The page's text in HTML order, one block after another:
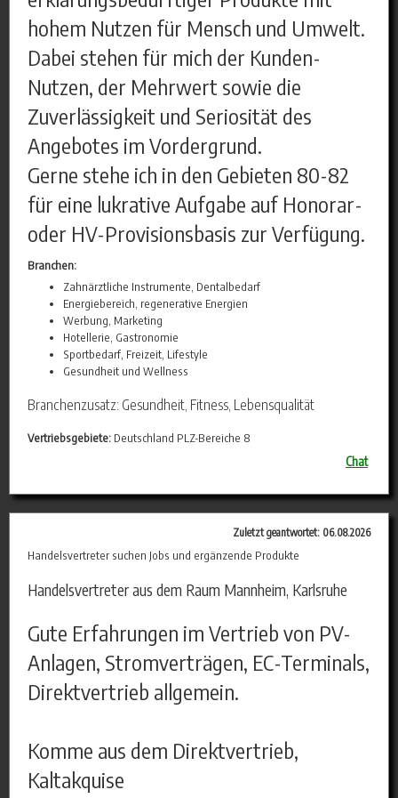
hohem Nutzen für Mensch und Umwelt.
Dabei stehen für mich der Kunden-
Nutzen, der Mehrwert sowie die
Zuverlässigkeit und Seriosität des
Angebotes im Vordergrund.
Gerne stehe ich in den Gebieten 80-82
für eine lukrative Aufgabe auf Honorar-
oder HV-Provisionsbasis zur Verfügung.
Branchen:
Zahnärztliche Instrumente, Dentalbedarf
Energiebereich, regenerative Energien
Werbung, Marketing
Hotellerie, Gastronomie
Sportbedarf, Freizeit, Lifestyle
Gesundheit und Wellness
Branchenzusatz: Gesundheit, Fitness, Lebensqualität
Vertriebsgebiete: Deutschland PLZ-Bereiche 8
Chat
Zuletzt geantwortet: 06.08.2026
Handelsvertreter suchen Jobs und ergänzende Produkte
Handelsvertreter aus dem Raum Mannheim, Karlsruhe
Gute Erfahrungen im Vertrieb von PV-
Anlagen, Stromverträgen, EC-Terminals,
Direktvertrieb allgemein.
Komme aus dem Direktvertrieb,
Kaltakquise